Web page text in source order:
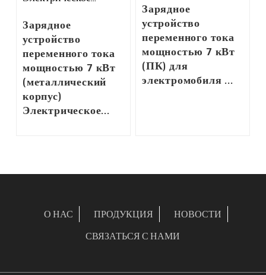
Зарядное
устройство
переменного тока
мощностью 7 кВт
(металлический
корпус)
Электрическое...
Зарядное
устройство
переменного тока
мощностью 7 кВт
(ПК) для
электромобиля ...
О НАС ПРОДУКЦИЯ
НОВОСТИ
СВЯЗАТЬСЯ С НАМИ